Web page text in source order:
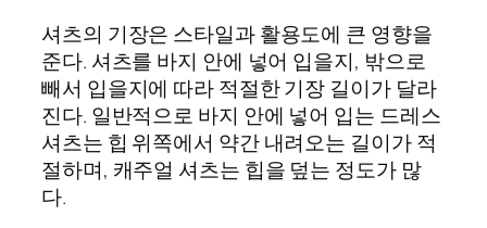
셔츠의 기장은 스타일과 활용도에 큰 영향을
준다. 셔츠를 바지 안에 넣어 입을지, 밖으로
빼서 입을지에 따라 적절한 기장 길이가 달라
진다. 일반적으로 바지 안에 넣어 입는 드레스
셔츠는 힙 위쪽에서 약간 내려오는 길이가 적
절하며, 캐주얼 셔츠는 힙을 덮는 정도가 많
다.